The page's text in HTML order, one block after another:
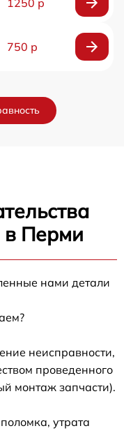
1250 р
750 р
в Перми
нами детали
неисправности,
проведенного
монтаж запчасти).
утрата